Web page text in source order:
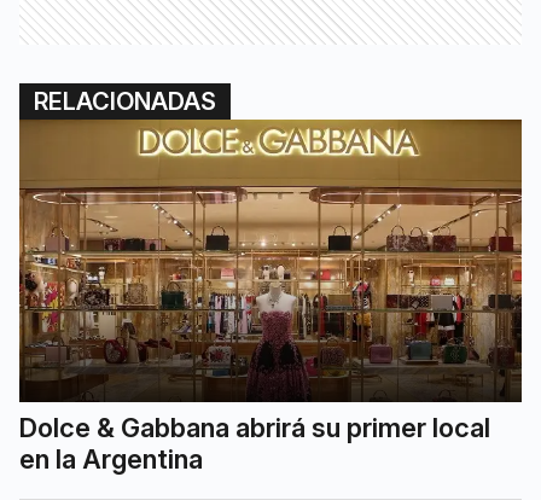
RELACIONADAS
Dolce & Gabbana abrirá su primer local
en la Argentina